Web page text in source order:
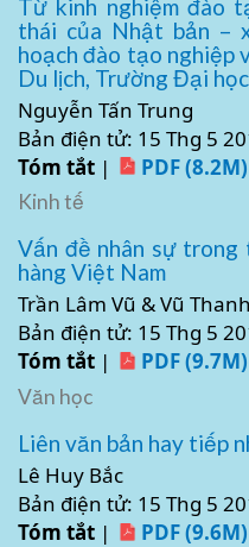
Từ kinh nghiệm đào
thái của Nhật bản –
hoạch đào tạo nghiệp
Du lịch, Trường Đại
Nguyễn Tấn Trung
Bản điện tử: 15 Thg 5
Tóm tắt | PDF (8.2M)
Kinh tế
Vấn đề nhân sự trong
hàng Việt Nam
Trần Lâm Vũ & Vũ
Bản điện tử: 15 Thg 5
Tóm tắt | PDF (9.7M)
Văn học
Liên văn bản hay tiếp
Lê Huy Bắc
Bản điện tử: 15 Thg 5
Tóm tắt |
PDF (9.6M)